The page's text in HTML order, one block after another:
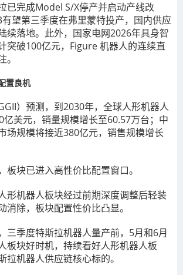
已完成Model S/X停产并启动产线改
望第三季度在弗里蒙特投产，国内供应
续落地。此外，国家电网2026年具身智
突破100亿元，Figure 机器人的连续直
置良机
）预测，到2030年，全球人形机器人
亿美元，销量规模增长至60.57万台；中
场规模将接近380亿元，销售规模增长
板块已进入高性价比配置窗口。
形机器人板块经过前期深度调整后轻装
消除，板块配置性价比凸显。
三季度特斯拉机器人量产前，5月和6月
板块好时机，持续看好人形机器人板
拉机器人供应链核心标的。